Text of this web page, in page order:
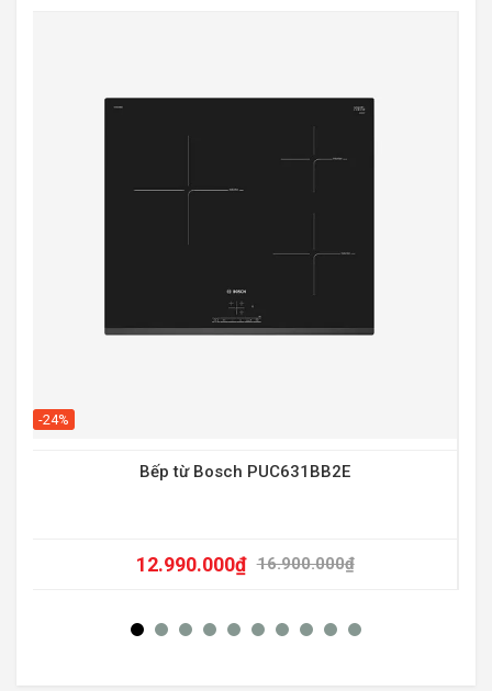
-24%
Bếp từ Bosch PUC631BB2E
16.900.000₫
12.990.000₫